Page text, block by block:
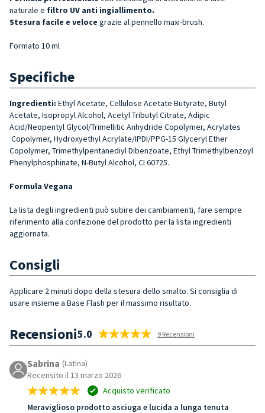
naturale e filtro UV anti ingiallimento.
Stesura facile e veloce grazie al pennello maxi-brush.
Formato 10 ml
Specifiche
Ingredienti: Ethyl Acetate, Cellulose Acetate Butyrate, Butyl
Acetate, Isopropyl Alcohol, Acetyl Tributyl Citrate, Adipic
Acid/Neopentyl Glycol/Trimellitic Anhydride Copolymer, Acrylates
Copolymer, Hydroxyethyl Acrylate/IPDI/PPG-15 Glyceryl Ether
Copolymer, Trimethylpentanediyl Dibenzoate, Ethyl Trimethylbenzoyl
Phenylphosphinate, N-Butyl Alcohol, CI 60725.
Formula Vegana
La lista degli ingredienti può subire dei cambiamenti, fare sempre
riferimento alla confezione del prodotto per la lista ingredienti
aggiornata.
Consigli
Applicare 2 minuti dopo della stesura dello smalto. Si consiglia di
usare insieme a Base Flash per il massimo risultato.
Recensioni5.0 9 Recensioni
Sabrina (Latina)
Recensito il 13 marzo 2026
Acquisto verificato
Meraviglioso prodotto asciuga e lucida a lunga tenuta